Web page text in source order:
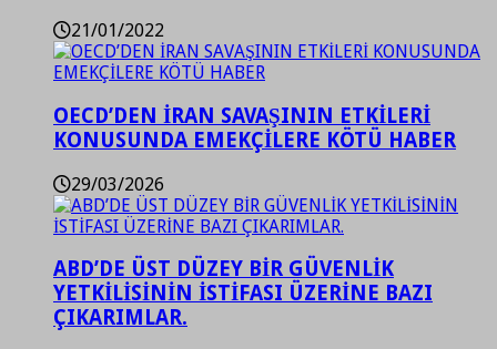
21/01/2022
OECD’DEN İRAN SAVAŞININ ETKİLERİ
KONUSUNDA EMEKÇİLERE KÖTÜ HABER
29/03/2026
ABD’DE ÜST DÜZEY BİR GÜVENLİK
YETKİLİSİNİN İSTİFASI ÜZERİNE BAZI
ÇIKARIMLAR.